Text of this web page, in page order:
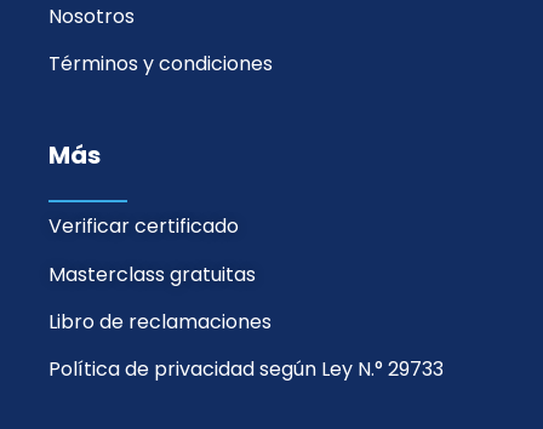
Nosotros
Términos y condiciones
Más
Verificar certificado
Masterclass gratuitas
Libro de reclamaciones
Política de privacidad según Ley N.° 29733